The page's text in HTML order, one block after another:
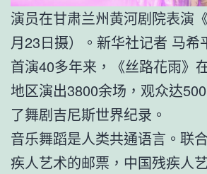
演员在甘肃兰州黄河剧院表演
月23日摄）。新华社记者 马希
首演40多年来，《丝路花雨》
地区演出3800余场，观众达
了舞剧吉尼斯世界纪录。
音乐舞蹈是人类共通语言。联
疾人艺术的邮票，中国残疾人